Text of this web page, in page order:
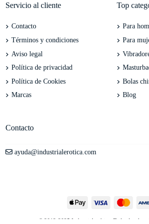
Servicio al cliente
Contacto
Términos y condiciones
Aviso legal
Política de privacidad
Política de Cookies
Marcas
Top
Para
Para
Bolas
Blog
Contacto
ayuda@industrialerotica.com
© 2012-2025 Industrial erótica. Todos los